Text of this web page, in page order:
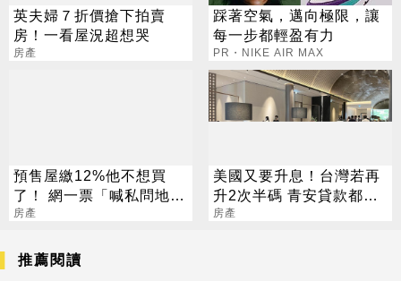
英夫婦７折價搶下拍賣
房！一看屋況超想哭
房產
踩著空氣，邁向極限，讓
每一步都輕盈有力
PR・NIKE AIR MAX
預售屋繳12%他不想買
了！ 網一票「喊私問地
點」 專家揭真相
房產
美國又要升息！台灣若再
升2次半碼 青安貸款都不
優惠了
房產
推薦閱讀